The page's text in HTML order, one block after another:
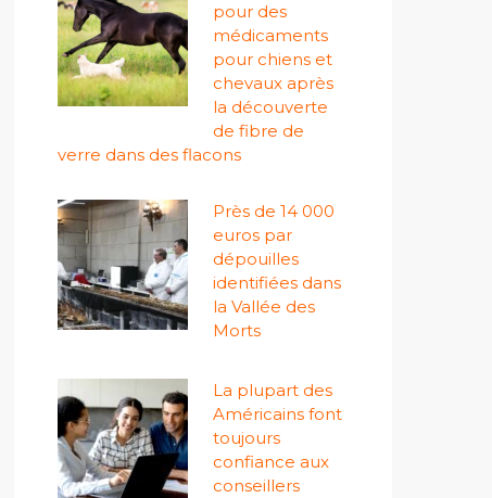
pour des
médicaments
pour chiens et
chevaux après
la découverte
de fibre de
verre dans des flacons
Près de 14 000
euros par
dépouilles
identifiées dans
la Vallée des
Morts
La plupart des
Américains font
toujours
confiance aux
conseillers